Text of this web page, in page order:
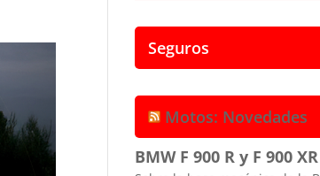
Seguros
Motos: Novedades
BMW F 900 R y F 900